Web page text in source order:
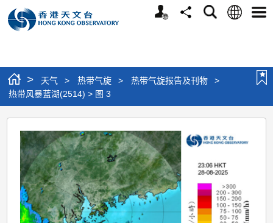
个
分
搜
语
选
> 天气 > 热带气旋 > 热带气旋报告及刊物
>
热带风暴蓝湖(2514) > 图 3
热
带
风
暴
蓝